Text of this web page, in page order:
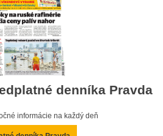
denníka Pravda
informácie na každý deň